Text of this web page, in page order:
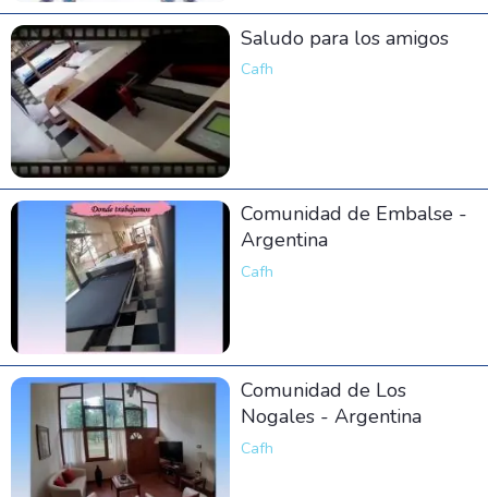
Saludo para los amigos
Cafh
Comunidad de Embalse -
Argentina
Cafh
Comunidad de Los
Nogales - Argentina
Cafh